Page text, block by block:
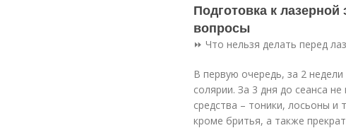
Подготовка к
вопросы
⏩ Что нельзя делать перед
В первую очередь, за 2
солярии. За 3 дня до сеанса
средства – тоники, лосьоны и
кроме бритья, а также